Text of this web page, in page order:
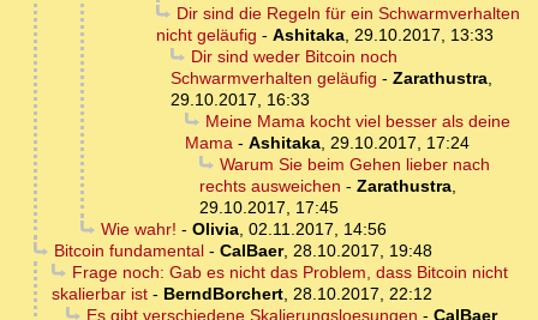
Dir sind die Regeln für ein Schwarmverhalten
nicht geläufig - Ashitaka, 29.10.2017, 13:33
Dir sind weder Bitcoin noch
Schwarmverhalten geläufig - Zarathustra,
29.10.2017, 16:33
Meine Mama kocht viel besser als deine
Mama - Ashitaka, 29.10.2017, 17:24
Warum Sie beim Gehen lieber nach
rechts ausweichen - Zarathustra,
29.10.2017, 17:45
Wie wahr! - Olivia, 02.11.2017, 14:56
Bitcoin fundamental- CalBaer, 28.10.2017, 19:48
Frage noch: Gab es nicht das Problem, dass Bitcoin nicht
skalierbar ist - BerndBorchert, 28.10.2017, 22:12
Es gibt verschiedene Skalierungsloesungen - CalBaer,